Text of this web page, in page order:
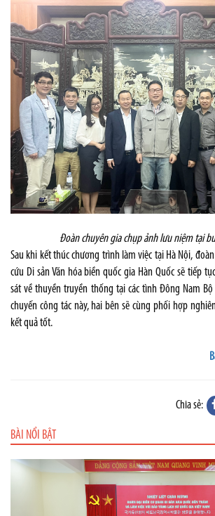
Đoàn chuyên gia chụp ảnh lưu niệm tại
Sau khi kết thúc chương trình làm việc tại Hà Nội,
cứu Di sản Văn hóa biền quốc gia Hàn Quốc sẽ tiếp
sát về thuyền truyền thống tại các tình Đông Nam
chuyến công tác này, hai bên sẽ cùng phối hợp
kết quả tốt.
Chia sẻ:
BÀI NỔI BẬT